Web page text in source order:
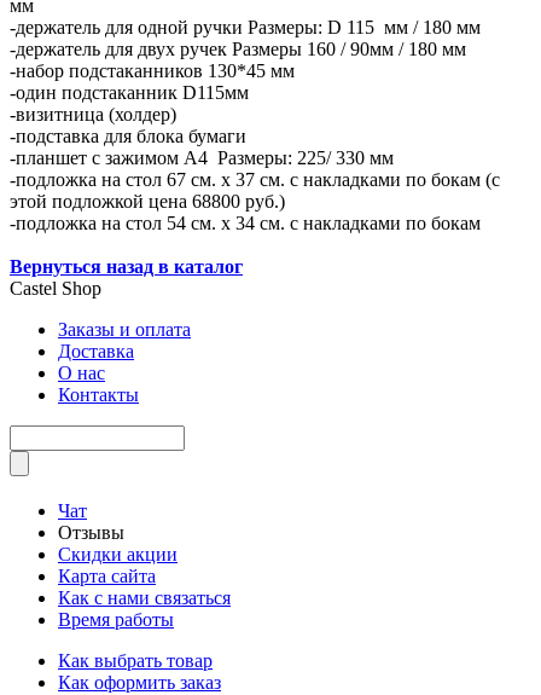
мм
-держатель для одной ручки Размеры: D 115 мм / 180 мм
-держатель для двух ручек Размеры 160 / 90мм / 180 мм
-набор подстаканников 130*45 мм
-один подстаканник D115мм
-визитница (холдер)
-подставка для блока бумаги
-планшет с зажимом А4 Размеры: 225/ 330 мм
-подложка на стол 67 см. х 37 см. с накладками по бокам (с
этой подложкой цена 68800 руб.)
-подложка на стол 54 см. х 34 см. с накладками по бокам
Вернуться назад в каталог
Castel Shop
Заказы и оплата
Доставка
О нас
Контакты
Чат
Отзывы
Скидки акции
Карта сайта
Как с нами связаться
Время работы
Как выбрать товар
Как оформить заказ